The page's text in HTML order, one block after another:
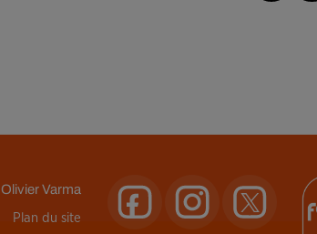
Olivier Varma
Plan du site